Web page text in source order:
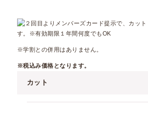
※学割との併用はありません。
※税込み価格となります。
カット